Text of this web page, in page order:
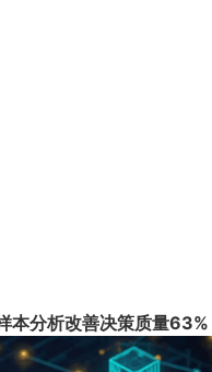
本分析改善决策质量63%